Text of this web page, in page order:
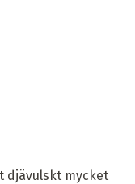
djävulskt mycket